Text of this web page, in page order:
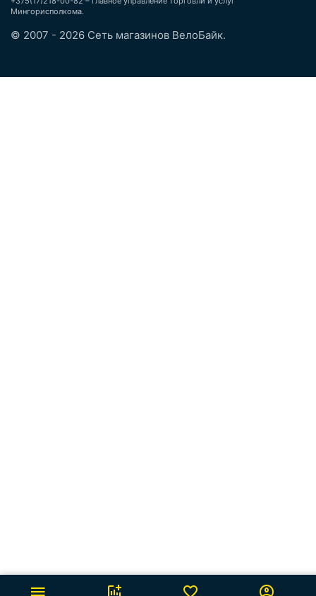
Мингорисполкома.
© 2007 - 2026 Сеть магазинов ВелоБайк.